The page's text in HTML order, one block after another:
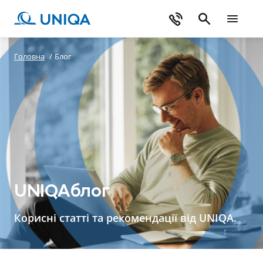
Головна / Блог
UNIQAблог
Корисні статті та рекомендації від UNIQA.